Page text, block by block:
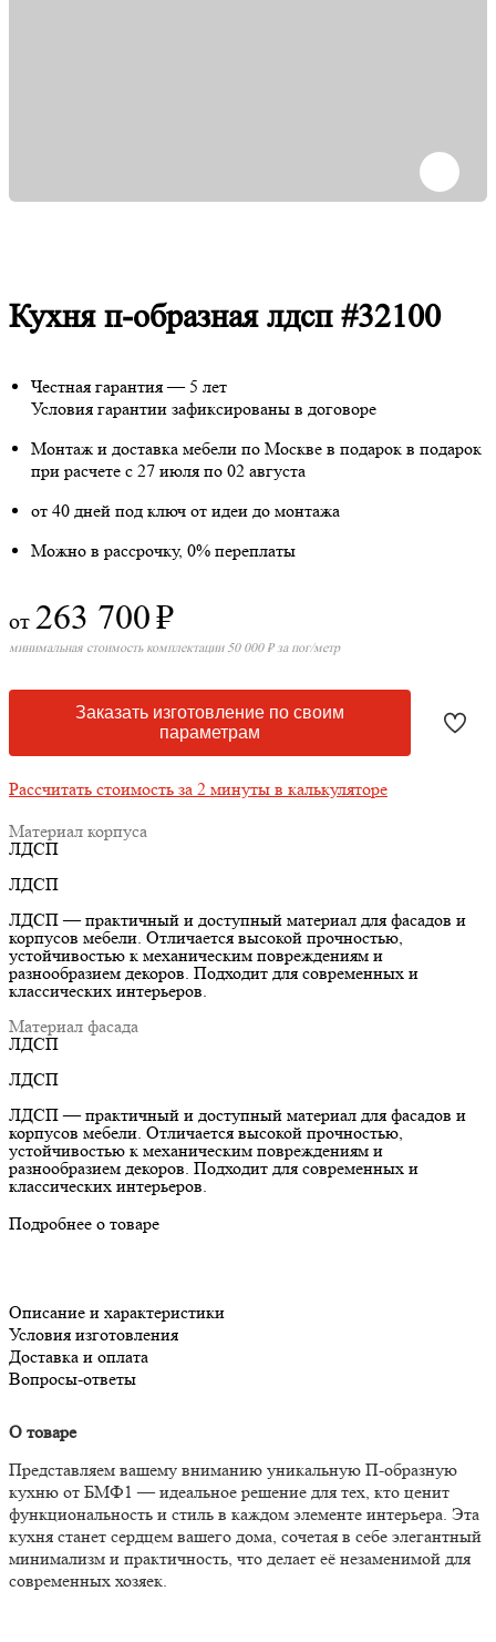
Кухня п-образная лдсп #32100
Честная гарантия — 5 лет
Условия гарантии зафиксированы в договоре
Монтаж и доставка мебели по Москве в подарок в подарок
при расчете с 27 июля по 02 августа
от 40 дней под ключ от идеи до монтажа
Можно в рассрочку, 0% переплаты
от 263 700₽
минимальная стоимость комплектации 50 000 ₽ за пог/метр
Заказать изготовление по своим
параметрам
Рассчитать стоимость за 2 минуты в калькуляторе
Материал корпуса
ЛДСП
ЛДСП
ЛДСП — практичный и доступный материал для фасадов и
корпусов мебели. Отличается высокой прочностью,
устойчивостью к механическим повреждениям и
разнообразием декоров. Подходит для современных и
классических интерьеров.
Материал фасада
ЛДСП
ЛДСП
ЛДСП — практичный и доступный материал для фасадов и
корпусов мебели. Отличается высокой прочностью,
устойчивостью к механическим повреждениям и
разнообразием декоров. Подходит для современных и
классических интерьеров.
Подробнее о товаре
Описание и характеристики
Условия изготовления
Доставка и оплата
Вопросы-ответы
О товаре
Представляем вашему вниманию уникальную П-образную
кухню от БМФ1 — идеальное решение для тех, кто ценит
функциональность и стиль в каждом элементе интерьера. Эта
кухня станет сердцем вашего дома, сочетая в себе элегантный
минимализм и практичность, что делает её незаменимой для
современных хозяек.